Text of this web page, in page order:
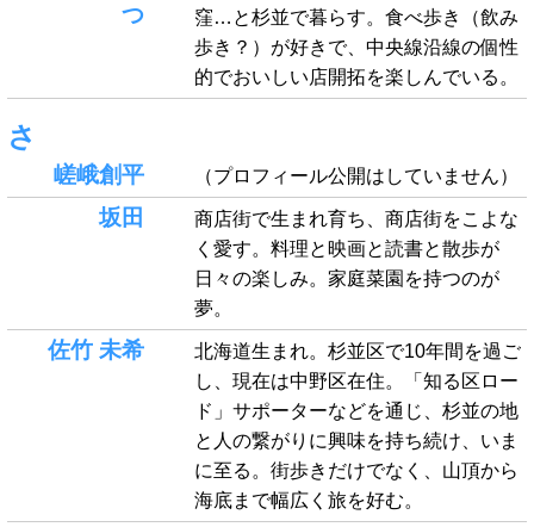
つ
窪…と杉並で暮らす。食べ歩き（飲み
歩き？）が好きで、中央線沿線の個性
的でおいしい店開拓を楽しんでいる。
さ
嵯峨創平 （プロフィール公開はしていません）
坂田
商店街で生まれ育ち、商店街をこよな
く愛す。料理と映画と読書と散歩が
日々の楽しみ。家庭菜園を持つのが
夢。
佐竹 未希
北海道生まれ。杉並区で10年間を過ご
し、現在は中野区在住。「知る区ロー
ド」サポーターなどを通じ、杉並の地
と人の繋がりに興味を持ち続け、いま
に至る。街歩きだけでなく、山頂から
海底まで幅広く旅を好む。